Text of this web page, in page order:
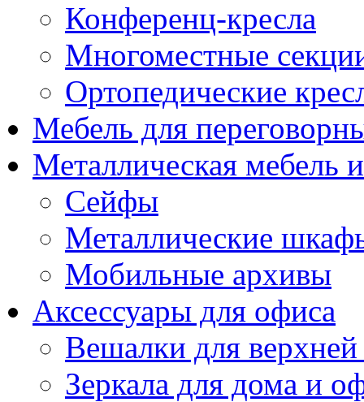
Конференц-кресла
Многоместные
Ортопедические
Мебель для
Металлическая мебель
Сейфы
Металлические
Мобильные архивы
Аксессуары для офиса
Вешалки для
Зеркала для дома и